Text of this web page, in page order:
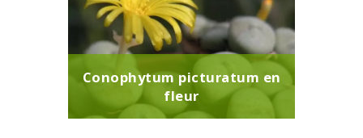
Conophytum picturatum en
fleur